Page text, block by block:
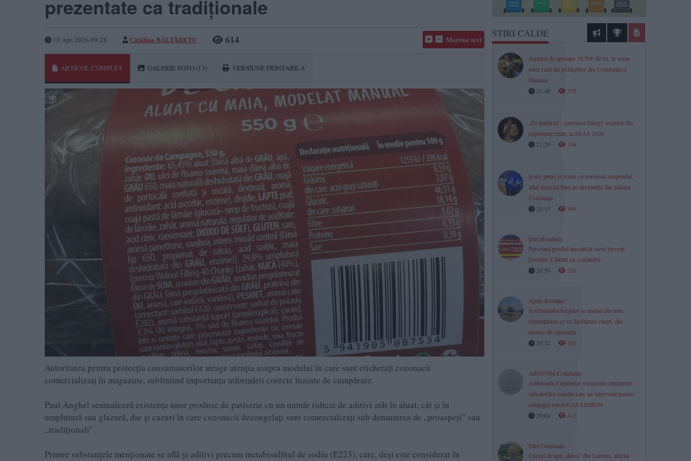
prezentate ca tradiționale
10 Apr, 2026 09:28 Cătălina BĂLTĂREȚU 614 Marime text
ARTICOL COMPLET GALERIE FOTO (13) VERSIUNE PRINTABILA
Autoritatea pentru protecția consumatorilor atrage atenția asupra modului în care sunt etichetați cozonacii
comercializați în magazine, subliniind importanța informării corecte înainte de cumpărare.
Paul Anghel semnalează existența unor produse de patiserie cu un număr ridicat de aditivi atât în aluat, cât și în
umplutură sau glazură, dar și cazuri în care cozonacii decongelați sunt comercializați sub denumirea de „proaspeți” sau
„tradiționali”.
Printre substanțele menționate se află și aditivi precum metabisulfitul de sodiu (E223), care, deși este considerat în
STIRI CALDE
Amenzi de aproape 18.500 de lei, în urma
unor razii ale polițiștilor din Constanța și
Mamaia
21:48
352
„Pe limba ta”, spectacol bilingv inspirat din
experiențe reale, la SEAS 2026
21:29
334
Șofer prins la volan cu permisul suspendat,
altul depistat băut pe drumurile din județul
Constanța
21:15
349
Știri România
Persoană posibil înecată în lacul Izvorul
Dorului. Căutări cu scafandrii
20:50
326
Apele Române
Scufundarea barjelor se amână din nou.
Operațiunea se va desfășura vineri, din
motive de siguranță
20:32
431
ARSVOM Constanța
Ambasada Filipinelor a transmis mulțumiri
salvatorilor români care au intervenit pentru
echipajul navei GAS LISBON
20:04
411
Știri Constanța
Cursul de apă „derea” din Lumina, afectat